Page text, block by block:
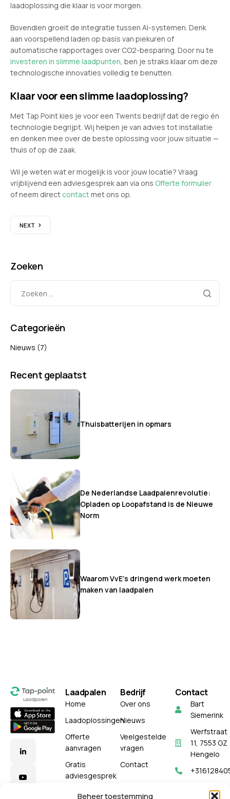
Beheer toestemming
laadoplossing die klaar is voor morgen.
Bovendien groeit de integratie tussen AI-systemen. Denk
aan voorspellend laden op basis van piekuren of
automatische rapportages over CO2-besparing. Door nu te
investeren in slimme laadpunten, ben je straks klaar om deze
technologische innovaties volledig te benutten.
Klaar voor een slimme laadoplossing?
Met Tap Point kies je voor een Twents bedrijf dat de regio én
technologie begrijpt. Wij helpen je van advies tot installatie
en denken mee over de beste oplossing voor jouw situatie —
thuis of op de zaak.
Wil je weten wat er mogelijk is voor jouw locatie? Vraag
vrijblijvend een adviesgesprek aan via ons Offerte formulier
of neem direct contactmet ons op.
NEXT
Zoeken
Categorieën
Nieuws (7)
Recent geplaatst
Thuisbatterijen in opmars
De Nederlandse Laadpalenrevolutie:
Opladen op Loopafstand is de Nieuwe
Norm
Waarom VvE’s dringend werk moeten
maken van laadpalen
Laadpalen
Home
Laadoplossingen
Offerte
aanvragen
Gratis
adviesgesprek
Bedrijf
Over ons
Nieuws
Veelgestelde
vragen
Contact
Contact
Bart
Siemerink
Werfstraat
11, 7553 GZ
Hengelo